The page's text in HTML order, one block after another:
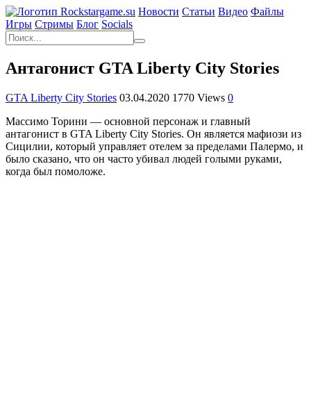
Новости Статьи Видео Файлы
Игры Cтримы Блог Socials
Антагонист GTA Liberty City Stories
GTA Liberty City Stories 03.04.2020 1770 Views 0
Массимо Торини — основной персонаж и главный
антагонист в GTA Liberty City Stories. Он является мафиози из
Сицилии, который управляет отелем за пределами Палермо, и
было сказано, что он часто убивал людей голыми руками,
когда был помоложе.